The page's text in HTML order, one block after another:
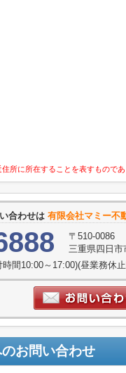
所に所在することを表すもので
合わせは 有限会社マミー不
〒510-0086
三重県四日市
時間10:00～17:00)(昼業務休
お問い合わせ